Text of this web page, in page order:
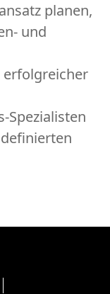
planen,
und
Spezialisten